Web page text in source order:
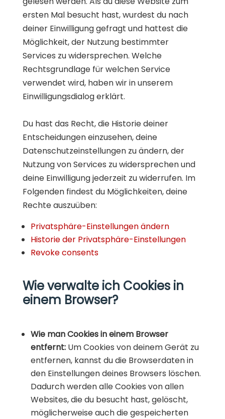
ersten Mal besucht hast, wurdest du nach
deiner Einwilligung gefragt und hattest die
Möglichkeit, der Nutzung bestimmter
Services zu widersprechen. Welche
Rechtsgrundlage für welchen Service
verwendet wird, haben wir in unserem
Einwilligungsdialog erklärt.
Du hast das Recht, die Historie deiner
Entscheidungen einzusehen, deine
Datenschutzeinstellungen zu ändern, der
Nutzung von Services zu widersprechen und
deine Einwilligung jederzeit zu widerrufen. Im
Folgenden findest du Möglichkeiten, deine
Rechte auszuüben:
Privatsphäre-Einstellungen ändern
Historie der Privatsphäre-Einstellungen
Revoke consents
Wie verwalte ich Cookies in
einem Browser?
Wie man Cookies in einem Browser
entfernt:Um Cookies von deinem Gerät zu
entfernen, kannst du die Browserdaten in
den Einstellungen deines Browsers löschen.
Dadurch werden alle Cookies von allen
Websites, die du besucht hast, gelöscht,
möglicherweise auch die gespeicherten